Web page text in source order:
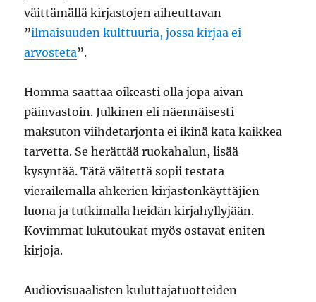
väittämällä kirjastojen aiheuttavan
”ilmaisuuden kulttuuria, jossa kirjaa ei
arvosteta”.
Homma saattaa oikeasti olla jopa aivan
päinvastoin. Julkinen eli näennäisesti
maksuton viihdetarjonta ei ikinä kata kaikkea
tarvetta. Se herättää ruokahalun, lisää
kysyntää. Tätä väitettä sopii testata
vierailemalla ahkerien kirjastonkäyttäjien
luona ja tutkimalla heidän kirjahyllyjään.
Kovimmat lukutoukat myös ostavat eniten
kirjoja.
Audiovisuaalisten kuluttajatuotteiden